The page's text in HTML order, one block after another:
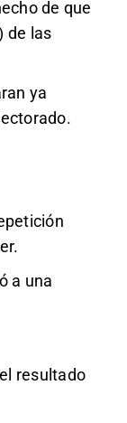
de que
de las
ya
a una
resultado